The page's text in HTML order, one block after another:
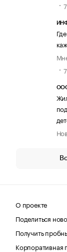
О проекте
Поделиться
Получить
Корпоративная